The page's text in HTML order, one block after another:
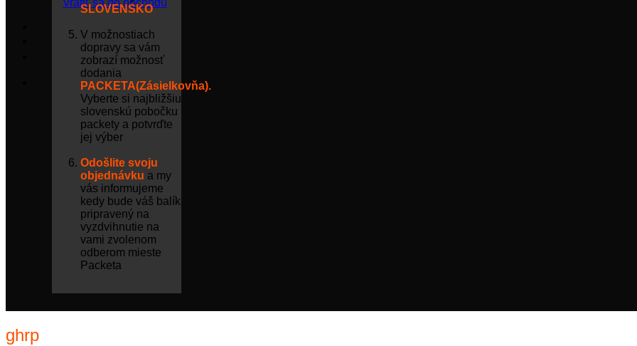
Vrátiť sa do obchodu
SLOVENSKO
V možnostiach
dopravy sa vám
zobrazí možnosť
dodania
PACKETA(Zásielkovňa).
Vyberte si najbližšiu
slovenskú pobočku
packety a potvrďte
jej výber
Odošlite svoju
objednávku a my
vás informujeme
kedy bude váš balík
pripravený na
vyzdvihnutie na
vami zvolenom
odberom mieste
Packeta
ghrp